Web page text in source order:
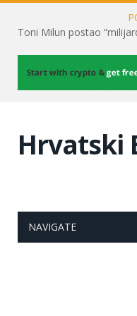
Hrvatski
NAVIGATE